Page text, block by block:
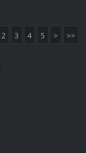
2 3 4 5 > >>